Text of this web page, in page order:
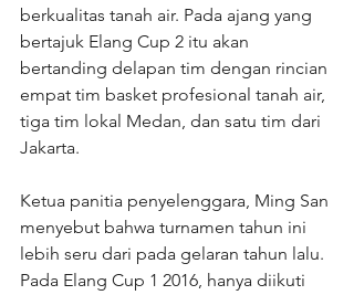
berkualitas tanah air. Pada ajang yang
bertajuk Elang Cup 2 itu akan
bertanding delapan tim dengan rincian
empat tim basket profesional tanah air,
tiga tim lokal Medan, dan satu tim dari
Jakarta.
Ketua panitia penyelenggara, Ming San
menyebut bahwa turnamen tahun ini
lebih seru dari pada gelaran tahun lalu.
Pada Elang Cup 1 2016, hanya diikuti